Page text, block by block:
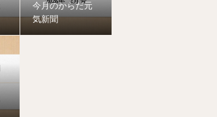
今月のからだ元
気新聞